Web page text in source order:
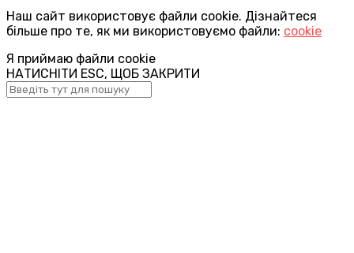
Наш сайт використовує файли cookie. Дізнайтеся
більше про те, як ми використовуємо файли: cookie
Я приймаю файли cookie
НАТИСНІТИ ESC, ЩОБ ЗАКРИТИ